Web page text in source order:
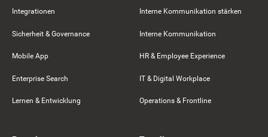
Integrationen
Sicherheit & Governance
Mobile App
Enterprise Search
Lernen & Entwicklung
Interne Kommunikation stärken
Interne Kommunikation
HR & Employee Experience
IT & Digital Workplace
Operations & Frontline